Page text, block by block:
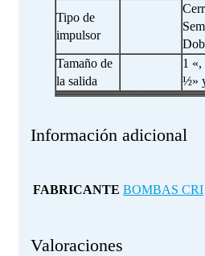
Tipo de
impulsor
Tamaño de
la salida
1
½»
Información adicional
FABRICANTE BOMBAS CRI
Valoraciones